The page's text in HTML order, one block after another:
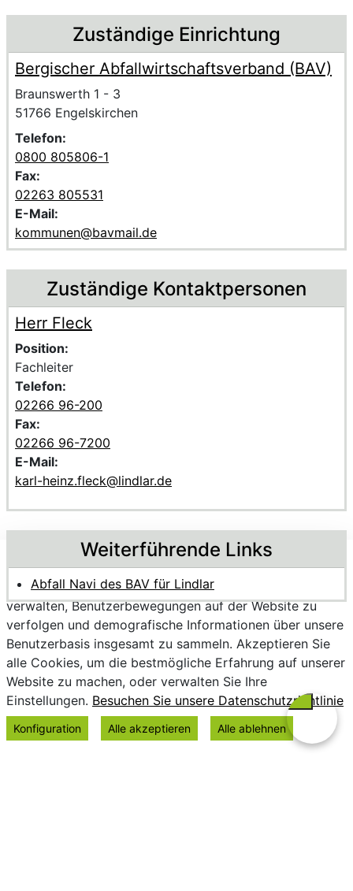
Beschreibung
Zuständige Einrichtung
Name der Einrichtung
Bergischer Abfallwirtschaftsverband (BAV)
Anschrift der Einrichtung
Strasse und Hausnummer
Braunswerth 1 - 3
PLZ und Ort
51766 Engelskirchen
Telefon:
0800 805806-1
Fax:
02263 805531
E-Mail:
kommunen@bavmail.de
Zuständige Kontaktpersonen
Beschreibung der zuständigen KontaktpersonHerr Fleck
Voller Name:
Herr Fleck
Position:
Fachleiter
Telefon:
02266 96-200
Fax:
02266 96-7200
E-Mail:
karl-heinz.fleck@lindlar.de
Weiterführende Links
Abfall Navi des BAV für Lindlar
Wir verwenden Cookies, um personalisierte Inhalte
bereitzustellen, Trends zu analysieren, die Website zu
verwalten, Benutzerbewegungen auf der Website zu
verfolgen und demografische Informationen über unsere
Benutzerbasis insgesamt zu sammeln. Akzeptieren Sie
alle Cookies, um die bestmögliche Erfahrung auf unserer
Website zu machen, oder verwalten Sie Ihre
Einstellungen. Besuchen Sie unsere Datenschutzrichtlinie
Konfiguration Alle akzeptieren Alle ablehnen